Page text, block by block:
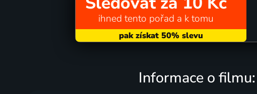
ihned tento pořad a k tomu
Informace o